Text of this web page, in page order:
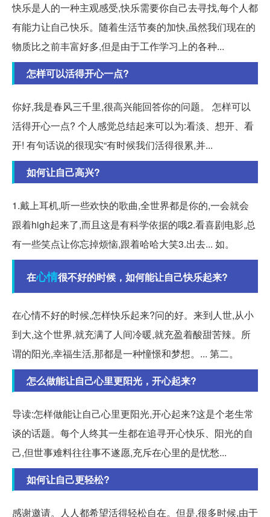
快乐是人的一种主观感受,快乐需要你自己去寻找,每个人都
有能力让自己快乐。随着生活节奏的加快,虽然我们现在的
物质比之前丰富好多,但是由于工作学习上的各种...
怎样可以活得开心一点?
你好,我是春风三千里,很高兴能回答你的问题。 怎样可以
活得开心一点? 个人感觉总结起来可以为:看淡、想开、看
开! 有句话说的很现实“有时候我们活得很累,并...
如何让自己高兴?
1.戴上耳机,听一些欢快的歌曲,全世界都是你的,一会就会
跟着high起来了,而且这是有科学依据的哦2.看喜剧电影,总
有一些笑点让你忘掉烦恼,跟着哈哈大笑3.出去... 如。
在心情很不好的时候，如何能让自己快乐起来?
在心情不好的时候,怎样快乐起来?问的好。来到人世,从小
到大,这个世界,就充满了人间冷暖,就充盈着酸甜苦辣。所
谓的阳光,幸福生活,那都是一种憧憬和梦想。... 第二。
怎么做能让自己心里更阳光，开心起来?
导读:怎样做能让自己心里更阳光,开心起来?这是个老生常
谈的话题。每个人终其一生都在追寻开心快乐、阳光的自
己,但世事难料往往事不遂愿,充斥在心里的是忧愁...
如何让自己更轻松?
感谢邀请。人人都希望活得轻松自在。但是,很多时候,由于